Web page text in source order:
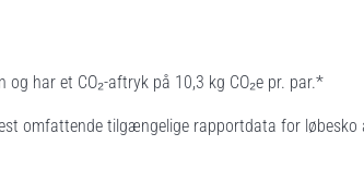
og har et CO₂-aftryk på 10,3 kg CO₂e pr. par.*
omfattende tilgængelige rapportdata for løbesko